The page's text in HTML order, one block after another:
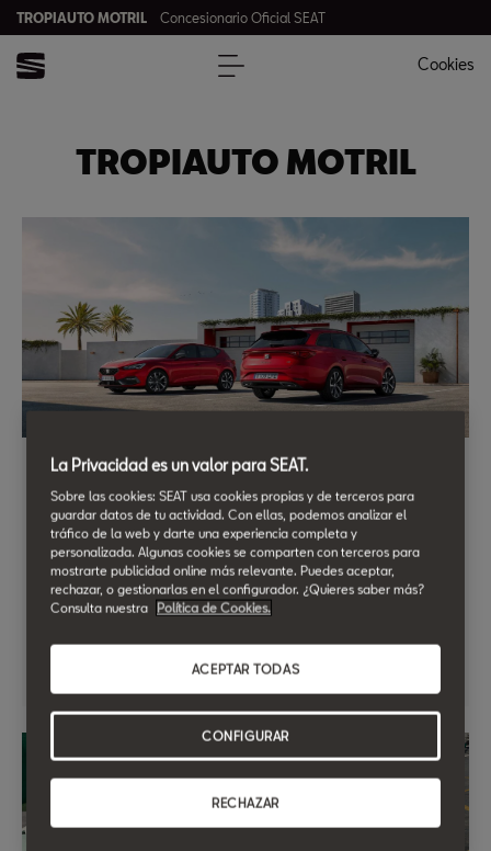
TROPIAUTO MOTRIL Concesionario Oficial SEAT
Cookies
TROPIAUTO MOTRIL
Ofertas Coches Nuevos con Entrega
Inmediata
Llévate tu SEAT con entrega inmediata.
Descúbrelo en Tropiauto Motril
Por 27.690 €*
La Privacidad es un valor para SEAT.
Sobre las cookies: SEAT usa cookies propias y de terceros para
guardar datos de tu actividad. Con ellas, podemos analizar el
tráfico de la web y darte una experiencia completa y
personalizada. Algunas cookies se comparten con terceros para
mostrarte publicidad online más relevante. Puedes aceptar,
rechazar, o gestionarlas en el configurador. ¿Quieres saber más?
Consulta nuestra
Política de Cookies.
RECHAZAR
ACEPTAR TODAS
CONFIGURAR